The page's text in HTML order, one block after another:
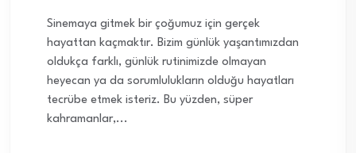
Sinemaya gitmek bir çoğumuz için gerçek
hayattan kaçmaktır. Bizim günlük yaşantımızdan
oldukça farklı, günlük rutinimizde olmayan
heyecan ya da sorumlulukların olduğu hayatları
tecrübe etmek isteriz. Bu yüzden, süper
kahramanlar,...